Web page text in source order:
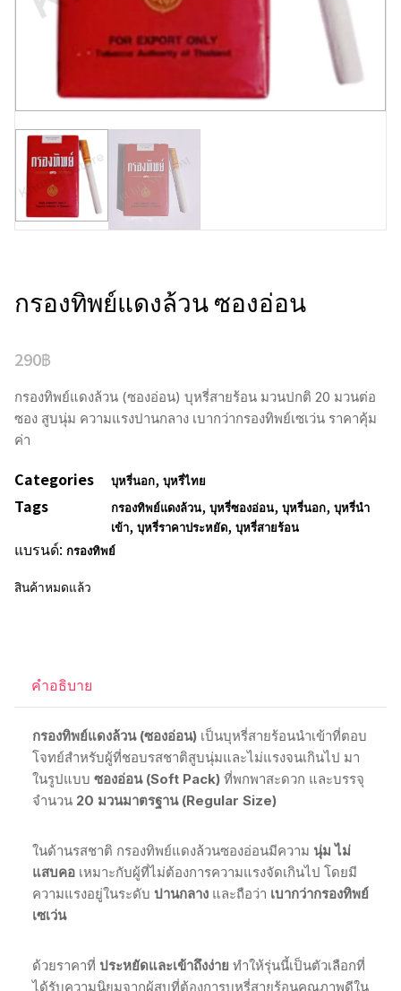
กรองทิพย์แดงล้วน ซองอ่อน
290฿
กรองทิพย์แดงล้วน (ซองอ่อน) บุหรี่สายร้อน มวนปกติ 20 มวนต่อ
ซอง สูบนุ่ม ความแรงปานกลาง เบากว่ากรองทิพย์เซเว่น ราคาคุ้ม
ค่า
Categories บุหรี่นอก, บุหรี่ไทย
Tags กรองทิพย์แดงล้วน, บุหรี่ซองอ่อน, บุหรี่นอก, บุหรี่นำ
เข้า, บุหรี่ราคาประหยัด, บุหรี่สายร้อน
แบรนด์: กรองทิพย์
สินค้าหมดแล้ว
คำอธิบาย
กรองทิพย์แดงล้วน (ซองอ่อน) เป็นบุหรี่สายร้อนนำเข้าที่ตอบ
โจทย์สำหรับผู้ที่ชอบรสชาติสูบนุ่มและไม่แรงจนเกินไป มา
ในรูปแบบ ซองอ่อน (Soft Pack) ที่พกพาสะดวก และบรรจุ
จำนวน 20 มวนมาตรฐาน (Regular Size)
ในด้านรสชาติ กรองทิพย์แดงล้วนซองอ่อนมีความ นุ่ม ไม่
แสบคอ เหมาะกับผู้ที่ไม่ต้องการความแรงจัดเกินไป โดยมี
ความแรงอยู่ในระดับ ปานกลาง และถือว่า เบากว่ากรองทิพย์
เซเว่น
ด้วยราคาที่ ประหยัดและเข้าถึงง่าย ทำให้รุ่นนี้เป็นตัวเลือกที่
ได้รับความนิยมจากผู้สูบที่ต้องการบุหรี่สายร้อนคุณภาพดีใน